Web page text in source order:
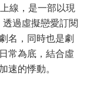
線，是一部以現
過虛擬戀愛訂閱
名，同時也是劇
常為底，結合虛
速的悸動。